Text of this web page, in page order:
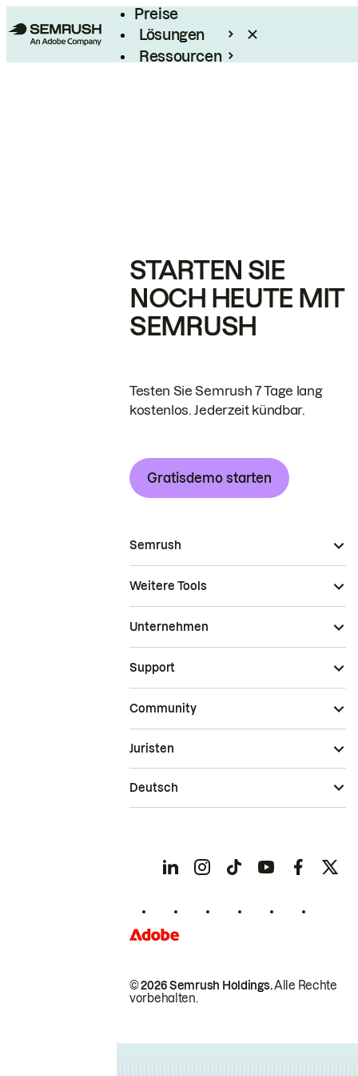
Preise
Lösungen
Ressourcen
STARTEN SIE
NOCH HEUTE MIT
SEMRUSH
Testen Sie Semrush 7 Tage lang
kostenlos. Jederzeit kündbar.
Gratisdemo starten
Semrush
Weitere Tools
Unternehmen
Support
Community
© 2026 Semrush Holdings.Alle Rechte
vorbehalten.
Juristen
Deutsch